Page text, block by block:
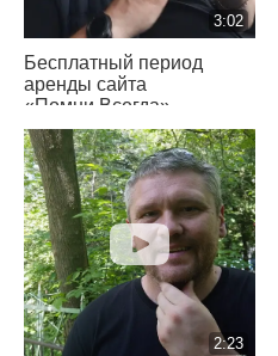
3:02
Бесплатный период
аренды сайта
«Помни Всегда»
2:23